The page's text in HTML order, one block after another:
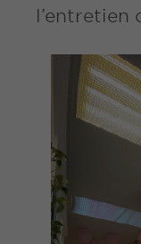
l’entretien